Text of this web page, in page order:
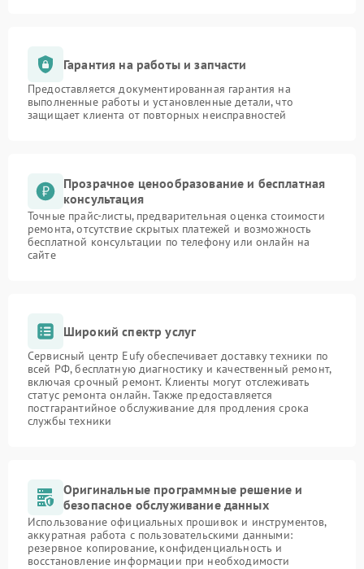
Гарантия на работы и запчасти
Предоставляется документированная гарантия на
выполненные работы и установленные детали, что
защищает клиента от повторных неисправностей
Прозрачное ценообразование и бесплатная
консультация
Точные прайс-листы, предварительная оценка стоимости
ремонта, отсутствие скрытых платежей и возможность
бесплатной консультации по телефону или онлайн на
сайте
Широкий спектр услуг
Сервисный центр Eufy обеспечивает доставку техники по
всей РФ, бесплатную диагностику и качественный ремонт,
включая срочный ремонт. Клиенты могут отслеживать
статус ремонта онлайн. Также предоставляется
постгарантийное обслуживание для продления срока
службы техники
Оригинальные программные решение и
безопасное обслуживание данных
Использование официальных прошивок и инструментов,
аккуратная работа с пользовательскими данными:
резервное копирование, конфиденциальность и
восстановление информации при необходимости